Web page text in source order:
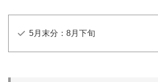
1,000株以上
5月末分：8月下旬